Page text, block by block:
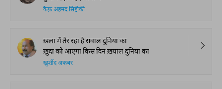
कैफ़ अहमद सिद्दीकी
ख़ला में तैर रहा है सवाल दुनिया का
ख़ुदा को आएगा किस दिन ख़याल दुनिया का
खुर्शीद अकबर